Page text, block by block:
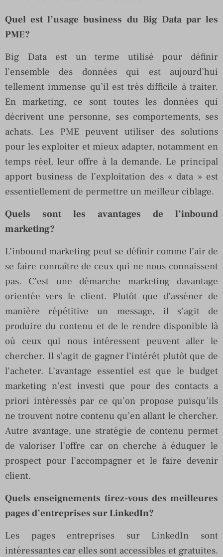
Quel est l’usage business du Big Data par les
PME?
Big Data est un terme utilisé pour définir
l’ensemble des données qui est aujourd’hui
tellement immense qu’il est très difficile à traiter.
En marketing, ce sont toutes les données qui
décrivent une personne, ses comportements, ses
achats. Les PME peuvent utiliser des solutions
pour les exploiter et mieux adapter, notamment en
temps réel, leur offre à la demande. Le principal
apport business de l’exploitation des « data » est
essentiellement de permettre un meilleur ciblage.
Quels sont les avantages de l’inbound
marketing?
L’inbound marketing peut se définir comme l’air de
se faire connaître de ceux qui ne nous connaissent
pas. C’est une démarche marketing davantage
orientée vers le client. Plutôt que d’asséner de
manière répétitive un message, il s’agit de
produire du contenu et de le rendre disponible là
où ceux qui nous intéressent peuvent aller le
chercher. Il s’agit de gagner l’intérêt plutôt que de
l’acheter. L’avantage essentiel est que le budget
marketing n’est investi que pour des contacts a
priori intéressés par ce qu’on propose puisqu’ils
ne trouvent notre contenu qu’en allant le chercher.
Autre avantage, une stratégie de contenu permet
de valoriser l’offre car on cherche à éduquer le
prospect pour l’accompagner et le faire devenir
client.
Quels enseignements tirez-vous des meilleures
pages d’entreprises sur LinkedIn?
Les pages entreprises sur LinkedIn sont
intéressantes car elles sont accessibles et gratuites.